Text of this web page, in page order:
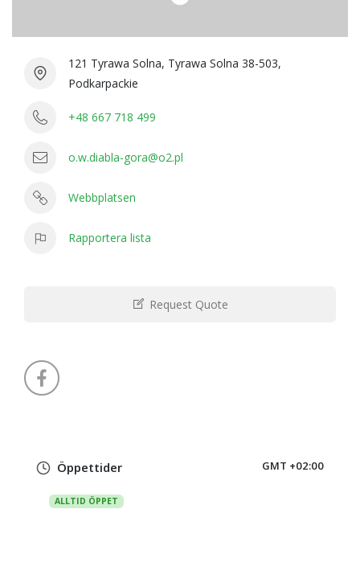
121 Tyrawa Solna, Tyrawa Solna 38-503,
Podkarpackie
+48 667 718 499
o.w.diabla-gora@o2.pl
Webbplatsen
Rapportera lista
Request Quote
Öppettider GMT +02:00
ALLTID ÖPPET